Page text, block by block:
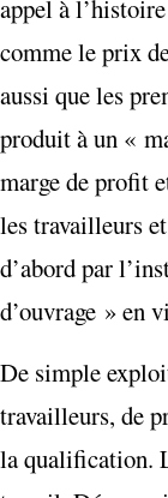
appel à
comme le prix
aussi que les
produit à un «
marge de profit
les travailleurs
d’abord par
d’ouvrage » en
De simple
travailleurs, de
la qualification.